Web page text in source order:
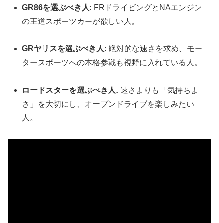
GR86を選ぶべき人: FRドライビングとNAエンジン
の王道スポーツカーが欲しい人。
GRヤリスを選ぶべき人: 絶対的な速さを求め、モー
タースポーツへの本格参戦も視野に入れている人。
ロードスターを選ぶべき人: 速さよりも「気持ちよ
さ」を大切にし、オープンドライブを楽しみたい
人。